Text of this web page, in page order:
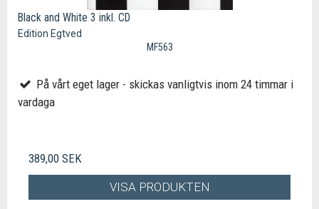
Black and White 3 inkl. CD
Edition Egtved
MF563
På vårt eget lager - skickas vanligtvis inom 24 timmar i
vardaga
389,00 SEK
VISA PRODUKTEN